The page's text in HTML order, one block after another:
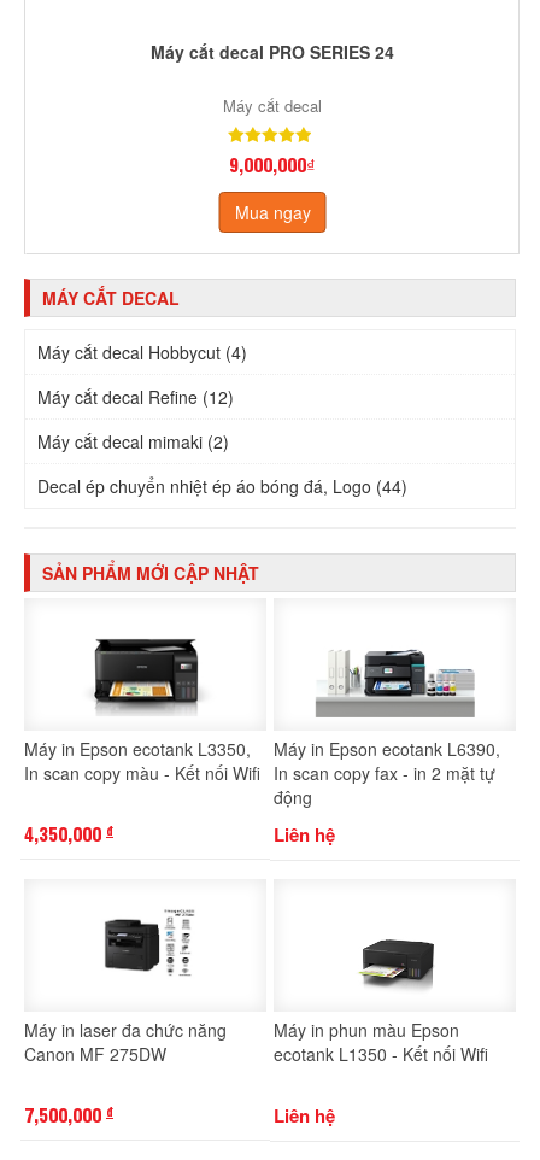
Máy cắt decal PRO SERIES 24
Máy cắt decal
9,000,000₫
Mua ngay
MÁY CẮT DECAL
Máy cắt decal Hobbycut (4)
Máy cắt decal Refine (12)
Máy cắt decal mimaki (2)
Decal ép chuyển nhiệt ép áo bóng đá, Logo (44)
SẢN PHẨM MỚI CẬP NHẬT
Máy in Epson ecotank L3350,
In scan copy màu - Kết nối Wifi
4,350,000 đ
Máy in Epson ecotank L6390,
In scan copy fax - in 2 mặt tự
động
Liên hệ
Máy in laser đa chức năng
Canon MF 275DW
7,500,000 đ
Máy in phun màu Epson
ecotank L1350 - Kết nối Wifi
Liên hệ